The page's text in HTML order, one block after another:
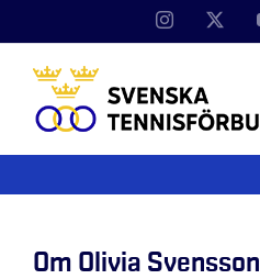
Instagram
Om Olivia Svensson